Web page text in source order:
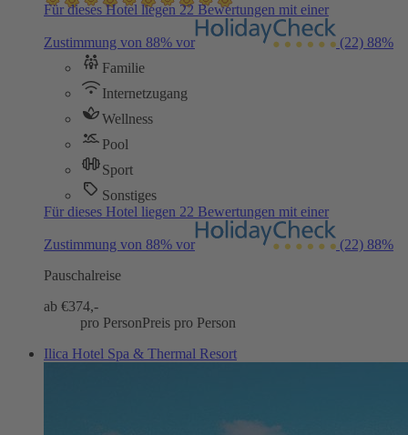
Für dieses Hotel liegen 22 Bewertungen mit einer
Zustimmung von 88% vor (22) 88%
Familie
Internetzugang
Wellness
Pool
Sport
Sonstiges
Für dieses Hotel liegen 22 Bewertungen mit einer
Zustimmung von 88% vor (22) 88%
Pauschalreise
ab €374,-
pro PersonPreis pro Person
Ilica Hotel Spa & Thermal Resort